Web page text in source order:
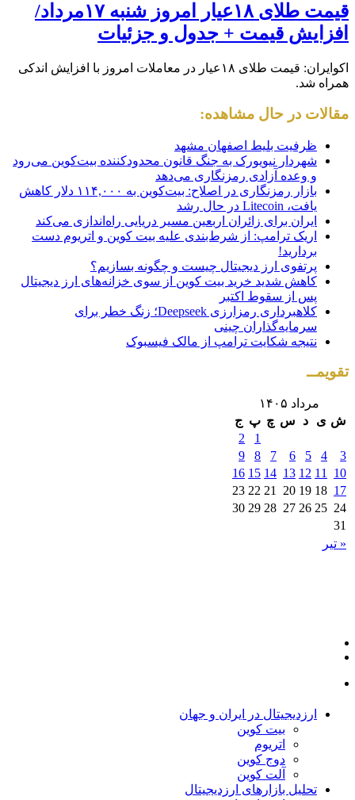
قیمت طلای ۱۸عیار امروز شنبه ۱۷مرداد/
افزایش قیمت + جدول و جزئیات
اکوایران: قیمت طلای ۱۸عیار در معاملات امروز با افزایش اندکی
همراه شد.
مقالات در حال مشاهده:
ظرفیت بلیط اصفهان مشهد
شهردار نیویورک به جنگ قانون محدودکننده بیت‌کوین می‌رود
و وعده آزادی رمزنگاری می‌دهد
بازار رمزنگاری در اصلاح: بیت‌کوین به ۱۱۴,۰۰۰ دلار کاهش
یافت، Litecoin در حال رشد
ایران برای زائران اربعین مسیر دریایی راه‌اندازی می‌کند
اریک ترامپ: از شرط‌بندی علیه بیت کوین و اتریوم دست
بردارید!
پرتفوی ارز دیجیتال چیست و چگونه بسازیم؟
کاهش شدید خرید بیت‌ کوین از سوی خزانه‌های ارز دیجیتال
پس از سقوط اکتبر
کلاهبرداری رمزارزی Deepseek؛ زنگ خطر برای
سرمایه‌گذاران چینی
نتیجه شکایت ترامپ از مالک فیسبوک
تقویمــ
مرداد ۱۴۰۵
ش ی د س چ پ ج
« تیر
1
2
3
4
5
6
7
8
9
10
11
12
13
14
15
16
17
18
19
20
21
22
23
24
25
26
27
28
29
30
31
ارزدیجیتال در ایران و جهان
بیت کوین
اتریوم
دوج کوین
آلت کوین
تحلیل بازارهای ارزدیجیتال